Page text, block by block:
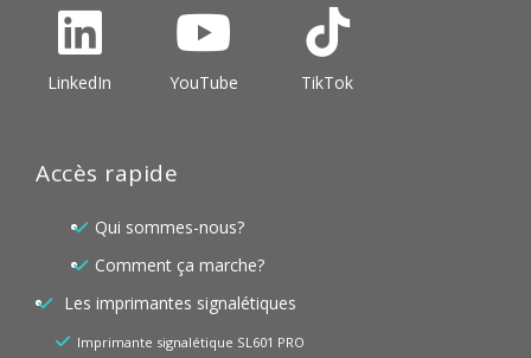
LinkedIn YouTube TikTok
Accès rapide
Qui sommes-nous?
Comment ça marche?
Les imprimantes signalétiques
Imprimante signalétique SL601 PRO